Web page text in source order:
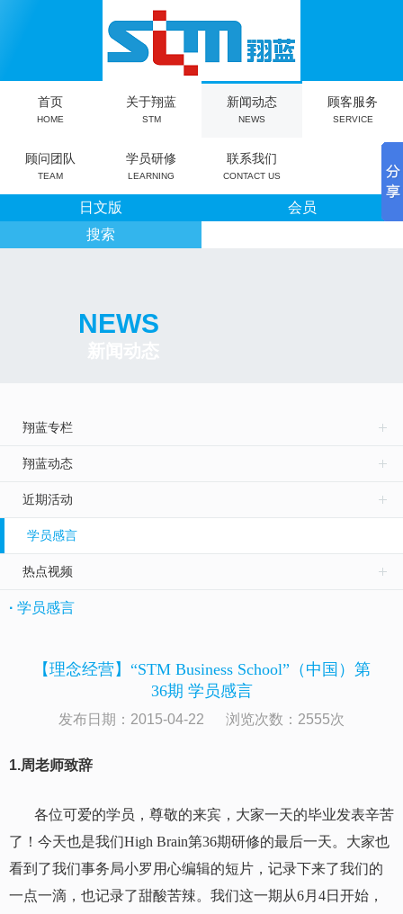
首页
HOME
关于翔蓝
STM
新闻动态
NEWS
顾客服务
SERVICE
顾问团队
TEAM
学员研修
LEARNING
联系我们
CONTACT US
日文版
会员
搜索
NEWS
翔蓝专栏
翔蓝动态
近期活动
学员感言
热点视频
· 学员感言
【理念经营】“STM Business School”（中国）第
36期 学员感言
发布日期：2015-04-22 浏览次数： 2555次
1.周老师致辞
各位可爱的学员，尊敬的来宾，大家一天的毕业发表辛苦
了！今天也是我们High Brain第36期研修的最后一天。大家也
看到了我们事务局小罗用心编辑的短片，记录下来了我们的
一点一滴，也记录了甜酸苦辣。我们这一期从6月 4日开始，